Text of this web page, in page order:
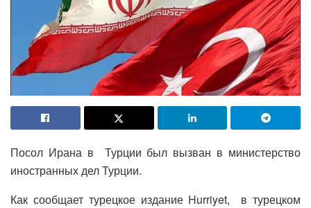
Посол Ирана в Турции был вызван в министерство
иностранных дел Турции.
Как сообщает турецкое издание Hurriyet, в турецком